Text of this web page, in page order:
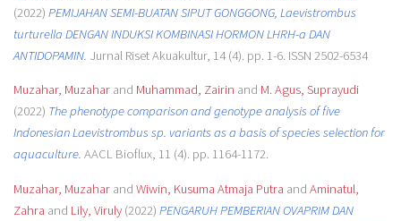
(2022) PEMIJAHAN SEMI-BUATAN SIPUT GONGGONG, Laevistrombus
turturella DENGAN INDUKSI KOMBINASI HORMON LHRH-a DAN
ANTIDOPAMIN. Jurnal Riset Akuakultur, 14 (4). pp. 1-6. ISSN 2502-6534
Muzahar, Muzaharand Muhammad, Zairin and M. Agus, Suprayudi
(2022) The phenotype comparison and genotype analysis of five
Indonesian Laevistrombus sp. variants as a basis of species selection for
aquaculture. AACL Bioflux, 11 (4). pp. 1164-1172.
Muzahar, Muzaharand Wiwin, Kusuma Atmaja Putra and Aminatul,
Zahra and Lily, Viruly(2022) PENGARUH PEMBERIAN OVAPRIM DAN